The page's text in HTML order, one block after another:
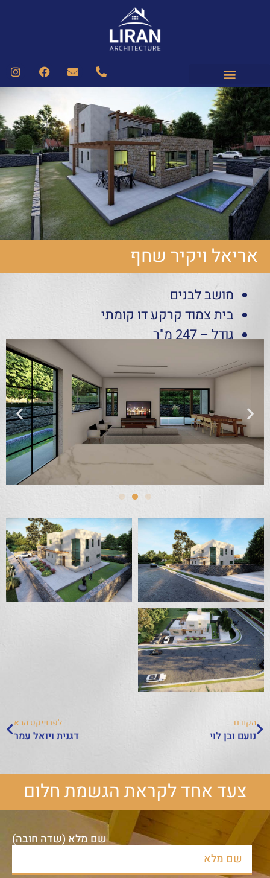
אריאל ויקיר שחף
מושב לבנים
בית צמוד קרקע דו קומתי
גודל – 247 מ"ר
הקודם
נועם ובן לוי
לפרוייקט הבא
דגנית ויואל עמר
צעד אחד לקראת הגשמת חלום
שם מלא (שדה חובה)